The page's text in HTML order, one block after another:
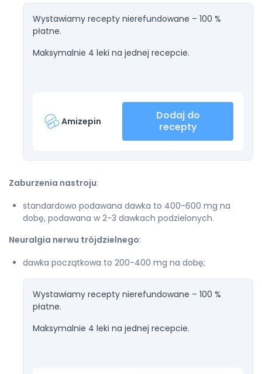
Wystawiamy recepty nierefundowane – 100 %
płatne.
Maksymalnie 4 leki na jednej recepcie.
Amizepin
Dodaj do
recepty
Zaburzenia nastroju:
standardowo podawana dawka to 400-600 mg na
dobę, podawana w 2-3 dawkach podzielonych.
Neuralgia nerwu trójdzielnego:
dawka początkowa to 200-400 mg na dobę;
Wystawiamy recepty nierefundowane – 100 %
płatne.
Maksymalnie 4 leki na jednej recepcie.